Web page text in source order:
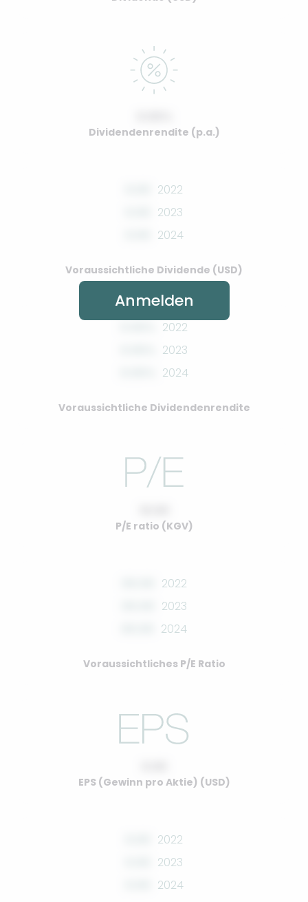
Dividendenrendite (p.a.)
2022
2023
2024
Voraussichtliche Dividende (USD)
2022
2023
2024
Voraussichtliche Dividendenrendite
P/E ratio (KGV)
2022
2023
2024
Voraussichtliches P/E Ratio
EPS (Gewinn pro Aktie) (USD)
2022
2023
2024
Anmelden